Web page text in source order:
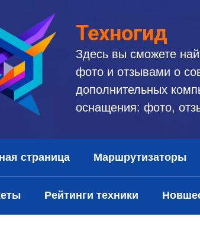
Техногид
Здесь вы сможете
фото и отзывами о
дополнительных
оснащения: фото,
страница Маршрутизаторы
Рейтинги техники